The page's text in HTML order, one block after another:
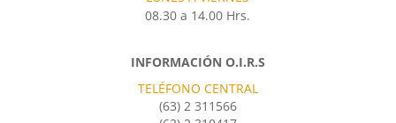
08.30 a 14.00 Hrs.
INFORMACIÓN O.I.R.S
TELÉFONO CENTRAL
(63) 2 311566